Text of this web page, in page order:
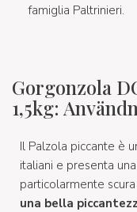
famiglia Paltrinieri.
Gorgonzola
1,5kg:
Il Palzola piccante è
italiani e presenta
particolarmente
una bella